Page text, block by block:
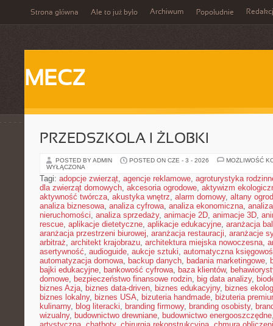
Strona główna Ale to już było Archiwum Popołudnie
MECZ
PRZEDSZKOLA I ŻLOBKI
POSTED BY ADMIN POSTED ON CZE - 3 - 2026
MOŻLIWOŚĆ
WYŁĄCZONA
Tagi: adopcje zwierząt, agencje reklamowe, agroturystyka
dla zwierząt domowych, akcesoria ogrodowe, aktywizm
aktywność twórcza, akustyka wnętrz, alarm domowy, altany
analiza biznesowa, analiza cyfrowa, analiza ekonomiczna,
nieruchomości, analiza sprzedaży, animacje 2D, animacje 3D,
rescue, aplikacje dietetyczne, aplikacje edukacyjne, aranżacja
aranżacja przestrzeni biurowej, aranżacja restauracji, aranżacje
arbitraż, architekt krajobrazu, architektura miejska nowoczesna,
asertywność, audioguide, aukcje sztuki, automatyczna
automatyzacja domowa, backup danych, badania marketingowe,
bajki edukacyjne, bankowość cyfrowa, baza klientów,
domowe, bezpieczeństwo finansowe rodzin, big data analizy,
biznes Azja, biznes data-driven, biznes edukacyjny, biznes
biznes lokalny, biznes USA, bizuteria handmade, biżuteria
kulinarny, blog literacki, branding firmowy, branding osobisty,
wizualny, budownictwo drewniane, budownictwo energooszczędne